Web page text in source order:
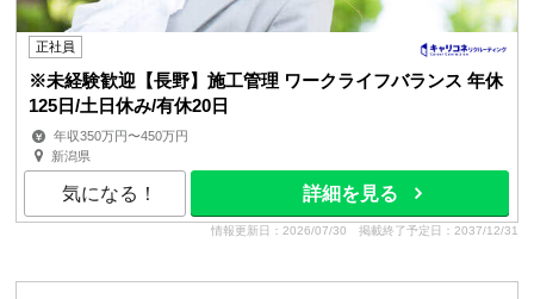
正社員
※未経験歓迎【長野】施工管理 ワークライフバランス 年休
125日/土日休み/有休20日
年収350万円〜450万円
新潟県
気になる！ 詳細を見る
情報更新日：2026/07/30 掲載終了予定日：2037/12/31